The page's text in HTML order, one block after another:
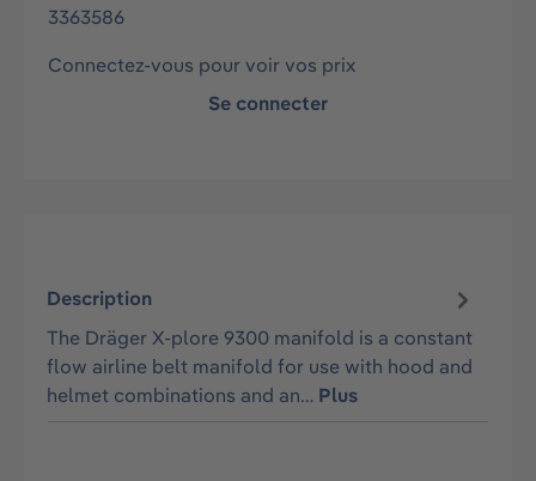
3363586
Connectez-vous pour voir vos prix
Se connecter
Description
The Dräger X-plore 9300 manifold is a constant
flow airline belt manifold for use with hood and
helmet combinations and an… Plus